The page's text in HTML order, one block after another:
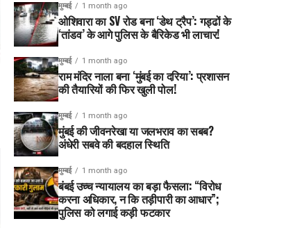
मुम्बई 1 month ago
ओशिवारा का SV रोड बना ‘डेथ ट्रैप’: गड्ढों के
‘तांडव’ के आगे पुलिस के बैरिकेड भी लाचार!
मुम्बई 1 month ago
राम मंदिर नाला बना ‘मुंबई का दरिया’: प्रशासन
की तैयारियों की फिर खुली पोल!
मुम्बई 1 month ago
मुंबई की जीवनरेखा या जलभराव का सबब?
अंधेरी सबवे की बदहाल स्थिति
मुम्बई 1 month ago
बंबई उच्च न्यायालय का बड़ा फैसला: “विरोध
करना अधिकार, न कि तड़ीपारी का आधार”;
पुलिस को लगाई कड़ी फटकार